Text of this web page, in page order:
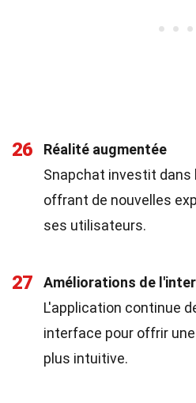
26
Réalité augmentée
Snapchat investit dans
offrant de nouvelles
ses utilisateurs.
27
Améliorations de
L'application continue
interface pour offrir
plus intuitive.